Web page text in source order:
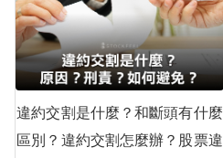
違約交割是什麼？和斷頭有什麼
區別？違約交割怎麼辦？股票違